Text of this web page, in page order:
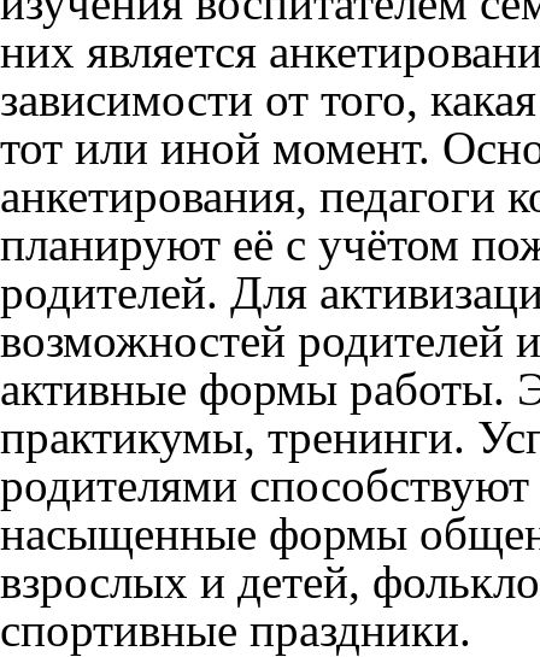
них является
зависимости от того,
тот или иной момент.
анкетирования, педагоги
планируют её с учётом
родителей. Для
возможностей родителей
активные формы работы.
практикумы, тренинги.
родителями
насыщенные формы
взрослых и детей,
спортивные праздники.